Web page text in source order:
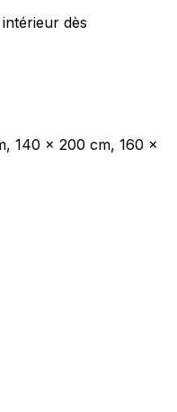
dès
140 x 200 cm, 160 x